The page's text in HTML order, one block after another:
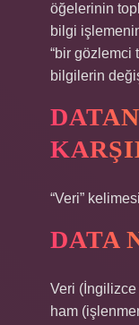
öğelerinin
bilgi
“bir gözlemci
bilgilerin
“Veri”
DATA
Veri
ham